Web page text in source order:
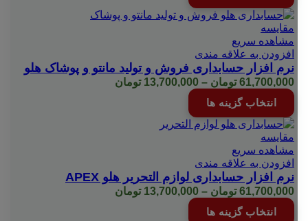
است
در
شوند
through
61,700,000 تومان
دارای
انواع
باشد.
گزینه
ها
است
در
شوند
مقایسه
مشاهده سریع
افزودن به علاقه مندی
نرم افزار حسابداری فروش و تولید مانتو و پوشاک هلو
61,700,000 تومان –
13,700,000 تومان
انتخاب گزینه ها
این
دارای
انواع
باشد.
گزینه
ها
مقایسه
مشاهده سریع
افزودن به علاقه مندی
نرم افزار حسابداری لوازم التحریر هلو APEX
61,700,000 تومان –
13,700,000 تومان
انتخاب گزینه ها
این